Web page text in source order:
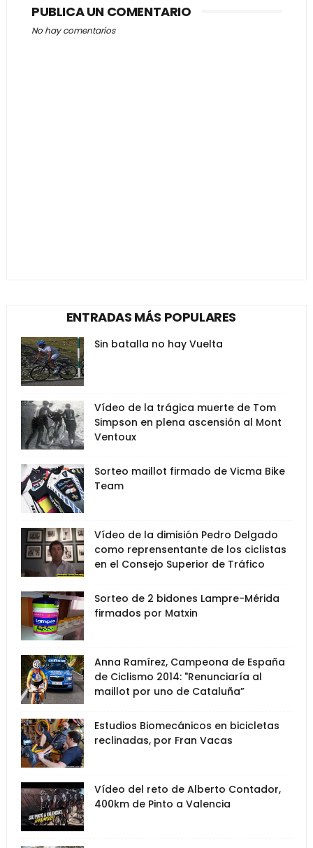
PUBLICA UN COMENTARIO
No hay comentarios
ENTRADAS MÁS POPULARES
Sin batalla no hay Vuelta
Vídeo de la trágica muerte de Tom
Simpson en plena ascensión al Mont
Ventoux
Sorteo maillot firmado de Vicma Bike
Team
Vídeo de la dimisión Pedro Delgado
como reprensentante de los ciclistas
en el Consejo Superior de Tráfico
Sorteo de 2 bidones Lampre-Mérida
firmados por Matxin
Anna Ramírez, Campeona de España
de Ciclismo 2014: "Renunciaría al
maillot por uno de Cataluña”
Estudios Biomecánicos en bicicletas
reclinadas, por Fran Vacas
Vídeo del reto de Alberto Contador,
400km de Pinto a Valencia